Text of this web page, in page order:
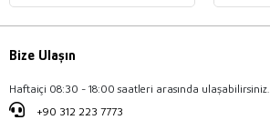
Bize Ulaşın
Haftaiçi 08:30 - 18:00 saatleri arasında ulaşabilirsiniz.
+90 312 223 7773